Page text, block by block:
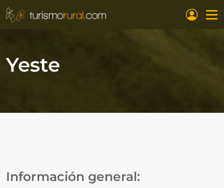
Pasar al contenido principal
Yeste
Información general: